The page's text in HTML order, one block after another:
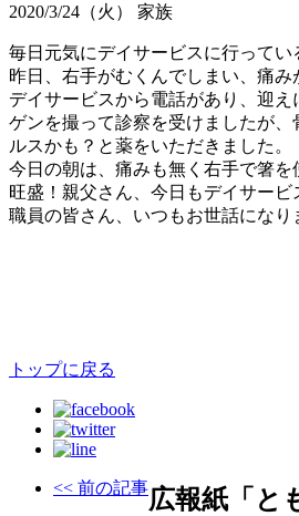
2020/3/24（火） 家族
毎日元気にデイサービスに行ってい
昨日、右手がむくんでしまい、痛み
デイサービスから電話があり、迎え
ゲンを撮って診察を受けましたが、
ルスかも？と薬をいただきました。
今日の朝は、痛みも無く右手で箸
旺盛！親父さん、今日もデイサー
職員の皆さん、いつもお世話になり
トップに戻る
<< 前の記事広報紙「と